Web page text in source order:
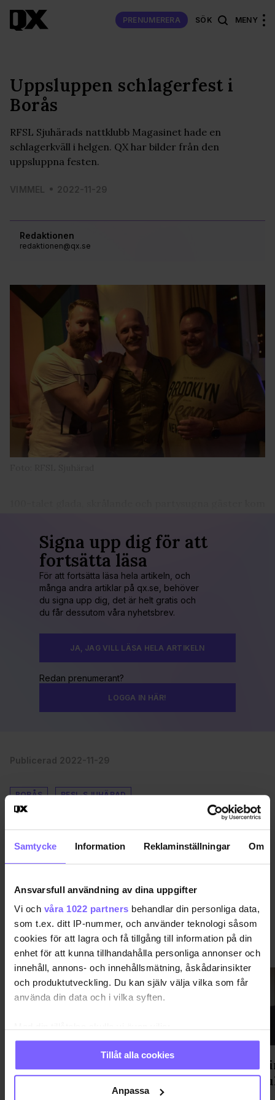
Samtycke Information Reklaminställningar Om
Ansvarsfull användning av dina uppgifter
Vi och våra 1022 partners behandlar din personliga data,
som t.ex. ditt IP-nummer, och använder teknologi såsom
cookies för att lagra och få tillgång till information på din
enhet för att kunna tillhandahålla personliga annonser och
innehåll, annons- och innehållsmätning, åskådarinsikter
och produktutveckling. Du kan själv välja vilka som får
använda din data och i vilka syften.
Samla in information om din geografiska plats
som kan ha en noggrannhet på upp till flera meter
Identifiera din enhet genom att aktivt skanna den
för specifika kännetecken (fingeravtryck)
Tillåt alla cookies
Anpassa
PRENUMERERA SÖK MENY
Redaktionen
redaktionen@qx.se
Uppsluppen schlagerfest i
Borås
RFSL Sjuhärads nattklubb Magasinet hade en
schlagerkväll i helgen. QX har bilder från den
uppsluppna festen.
VIMMEL 2022-11-29
Signa upp dig för att
fortsätta läsa
För att fortsätta läsa hela artikeln, och
många andra artiklar på qx.se, behöver
du signa upp dig, det är helt gratis och
du får dessutom våra nyhetsbrev.
JA, JAG VILL LÄSA HELA ARTIKELN
Redan prenumerant?
LOGGA IN HÄR!
Publicerad 2022-11-29
BORÅS RFSL-SJUHÄRAD
VIMMEL VISA MER VIMMEL
Gondolenhuset fixade After
Parade-fest med mingel, mat och